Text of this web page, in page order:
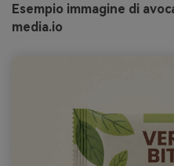
Esempio immagine di
media.io